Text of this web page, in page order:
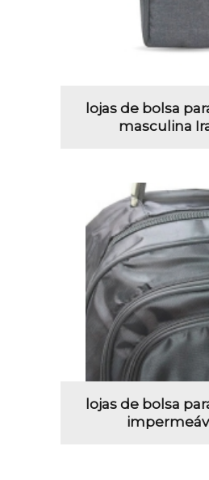
lojas de bolsa
masculina
lojas de bolsa